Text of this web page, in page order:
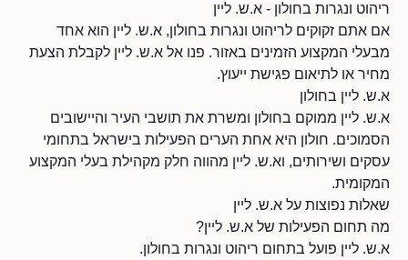
ריהוט ונגרות בחולון - א.ש. ליין
אם אתם זקוקים לריהוט ונגרות בחולון, א.ש. ליין הוא אחד
מבעלי המקצוע הזמינים באזור. פנו אל א.ש. ליין לקבלת הצעת
מחיר או לתיאום פגישת ייעוץ.
א.ש. ליין בחולון
א.ש. ליין ממוקם בחולון ומשרת את תושבי העיר והיישובים
הסמוכים. חולון היא אחת הערים הפעילות בישראל בתחומי
עסקים ושירותים, וא.ש. ליין מהווה חלק מקהילת בעלי המקצוע
המקומית.
שאלות נפוצות על א.ש. ליין
מה תחום הפעילות של א.ש. ליין?
א.ש. ליין פועל בתחום ריהוט ונגרות בחולון.